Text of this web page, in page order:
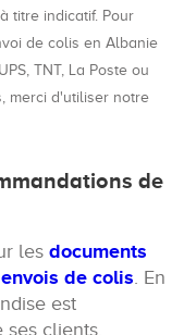
titre indicatif. Pour
de colis en Albanie
TNT, La Poste ou
merci d'utiliser notre
de
les documents
de colis. En
est
clients,